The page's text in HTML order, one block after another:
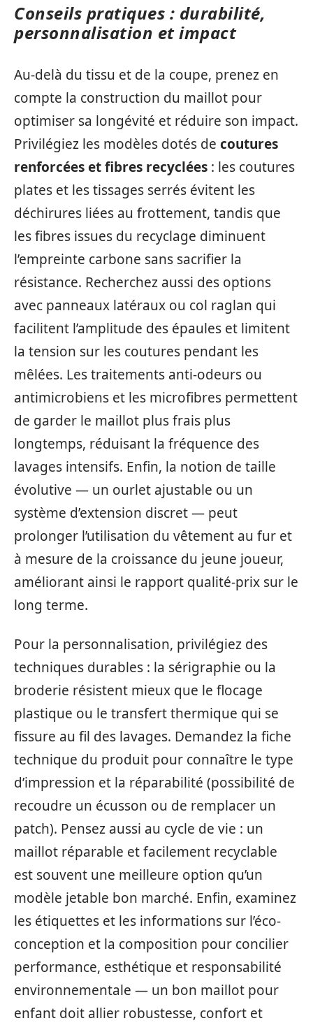
Conseils pratiques : durabilité,
personnalisation et impact
Au-delà du tissu et de la coupe, prenez en
compte la construction du maillot pour
optimiser sa longévité et réduire son impact.
Privilégiez les modèles dotés de coutures
renforcées et fibres recyclées : les coutures
plates et les tissages serrés évitent les
déchirures liées au frottement, tandis que
les fibres issues du recyclage diminuent
l’empreinte carbone sans sacrifier la
résistance. Recherchez aussi des options
avec panneaux latéraux ou col raglan qui
facilitent l’amplitude des épaules et limitent
la tension sur les coutures pendant les
mêlées. Les traitements anti-odeurs ou
antimicrobiens et les microfibres permettent
de garder le maillot plus frais plus
longtemps, réduisant la fréquence des
lavages intensifs. Enfin, la notion de taille
évolutive — un ourlet ajustable ou un
système d’extension discret — peut
prolonger l’utilisation du vêtement au fur et
à mesure de la croissance du jeune joueur,
améliorant ainsi le rapport qualité-prix sur le
long terme.
Pour la personnalisation, privilégiez des
techniques durables : la sérigraphie ou la
broderie résistent mieux que le flocage
plastique ou le transfert thermique qui se
fissure au fil des lavages. Demandez la fiche
technique du produit pour connaître le type
d’impression et la réparabilité (possibilité de
recoudre un écusson ou de remplacer un
patch). Pensez aussi au cycle de vie : un
maillot réparable et facilement recyclable
est souvent une meilleure option qu’un
modèle jetable bon marché. Enfin, examinez
les étiquettes et les informations sur l’éco-
conception et la composition pour concilier
performance, esthétique et responsabilité
environnementale — un bon maillot pour
enfant doit allier robustesse, confort et